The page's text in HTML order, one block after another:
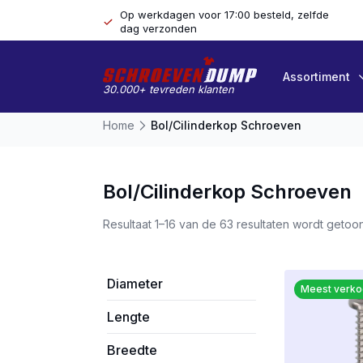
Op werkdagen voor 17:00 besteld, zelfde
dag verzonden
30.000+ tevreden klanten
Assortiment
Home Bol/cilinderkop Schroeven
Bol/cilinderkop Schroeven
Resultaat 1–16 van de 63 resultaten wordt
Diameter
Lengte
Breedte
Meest